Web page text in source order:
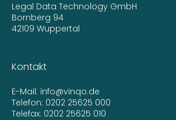
Legal Data Technology GmbH
Bornberg 94
42109 Wuppertal
Kontakt
E-Mail: info@vinqo.de
Telefon: 0202 25625 000
Telefax: 0202 25625 010